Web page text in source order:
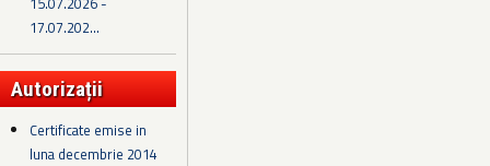
17.07.202...
Autorizații
Certificate emise in
luna decembrie 2014